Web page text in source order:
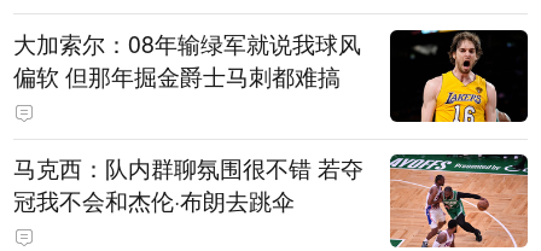
大加索尔：08年输绿军就说我球风
偏软 但那年掘金爵士马刺都难搞
马克西：队内群聊氛围很不错 若夺
冠我不会和杰伦·布朗去跳伞